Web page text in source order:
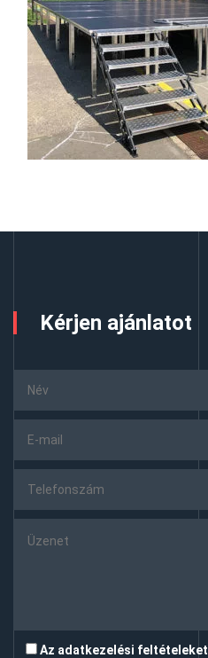
Kérjen ajánlatot
Az adatkezelési feltételeket